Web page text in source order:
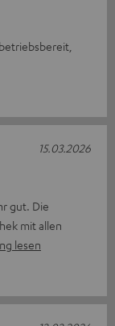
gut. Die
mit allen
lesen
15.03.2026